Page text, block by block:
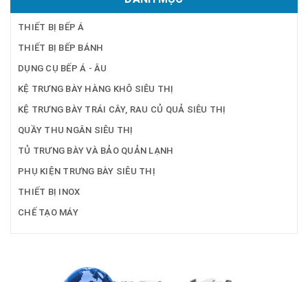
THIẾT BỊ BẾP Á
THIẾT BỊ BẾP BÁNH
DỤNG CỤ BẾP Á - ÂU
KỆ TRƯNG BÀY HÀNG KHÔ SIÊU THỊ
KỆ TRƯNG BÀY TRÁI CÂY, RAU CỦ QUẢ SIÊU THỊ
QUẦY THU NGÂN SIÊU THỊ
TỦ TRƯNG BÀY VÀ BẢO QUẢN LẠNH
PHỤ KIỆN TRƯNG BÀY SIÊU THỊ
THIẾT BỊ INOX
CHẾ TẠO MÁY